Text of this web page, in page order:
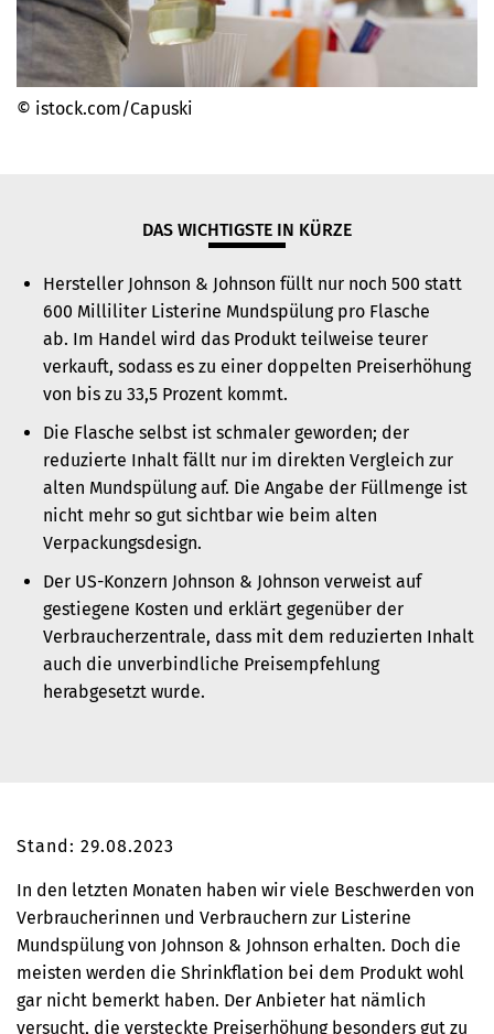
© istock.com/Capuski
DAS WICHTIGSTE IN KÜRZE
Hersteller Johnson & Johnson füllt nur noch 500 statt
600 Milliliter Listerine Mundspülung pro Flasche
ab. Im Handel wird das Produkt teilweise teurer
verkauft, sodass es zu einer doppelten Preiserhöhung
von bis zu 33,5 Prozent kommt.
Die Flasche selbst ist schmaler geworden; der
reduzierte Inhalt fällt nur im direkten Vergleich zur
alten Mundspülung auf. Die Angabe der Füllmenge ist
nicht mehr so gut sichtbar wie beim alten
Verpackungsdesign.
Der US-Konzern Johnson & Johnson verweist auf
gestiegene Kosten und erklärt gegenüber der
Verbraucherzentrale, dass mit dem reduzierten Inhalt
auch die unverbindliche Preisempfehlung
herabgesetzt wurde.
Stand: 29.08.2023
In den letzten Monaten haben wir viele Beschwerden von
Verbraucherinnen und Verbrauchern zur Listerine
Mundspülung von Johnson & Johnson erhalten. Doch die
meisten werden die Shrinkflation bei dem Produkt wohl
gar nicht bemerkt haben. Der Anbieter hat nämlich
versucht, die versteckte Preiserhöhung besonders gut zu